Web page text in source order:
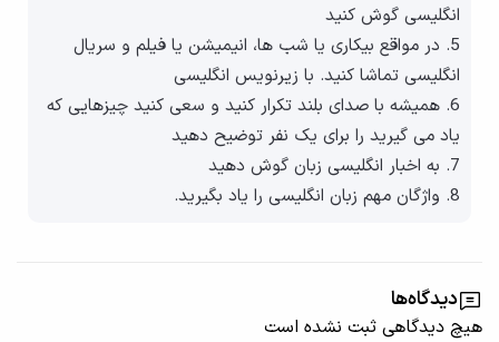
انگلیسی گوش کنید
5. در مواقع بیکاری یا شب ها، انیمیشن یا فیلم و سریال
انگلیسی تماشا کنید. با زیرنویس انگلیسی
6. همیشه با صدای بلند تکرار کنید و سعی کنید چیزهایی که
یاد می گیرید را برای یک نفر توضیح دهید
7. به اخبار انگلیسی زبان گوش دهید
8. واژگان مهم زبان انگلیسی را یاد بگیرید.
دیدگاه‌ها
هیچ دیدگاهی ثبت نشده است